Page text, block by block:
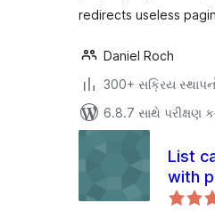
redirects useless
Daniel Roch
300+ સક્રિય
6.8.7 સાથે પરીક્ષણ
List
with